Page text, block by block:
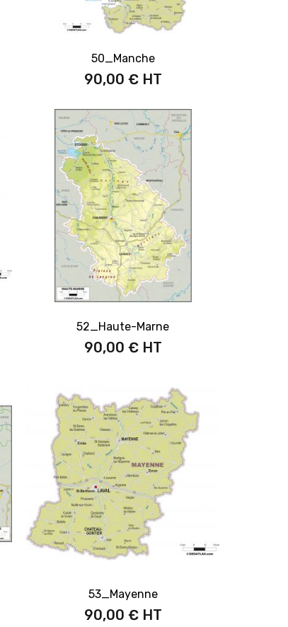
50_Manche
90,00 €
52_Haute-Marne
90,00 €
53_Mayenne
90,00 €